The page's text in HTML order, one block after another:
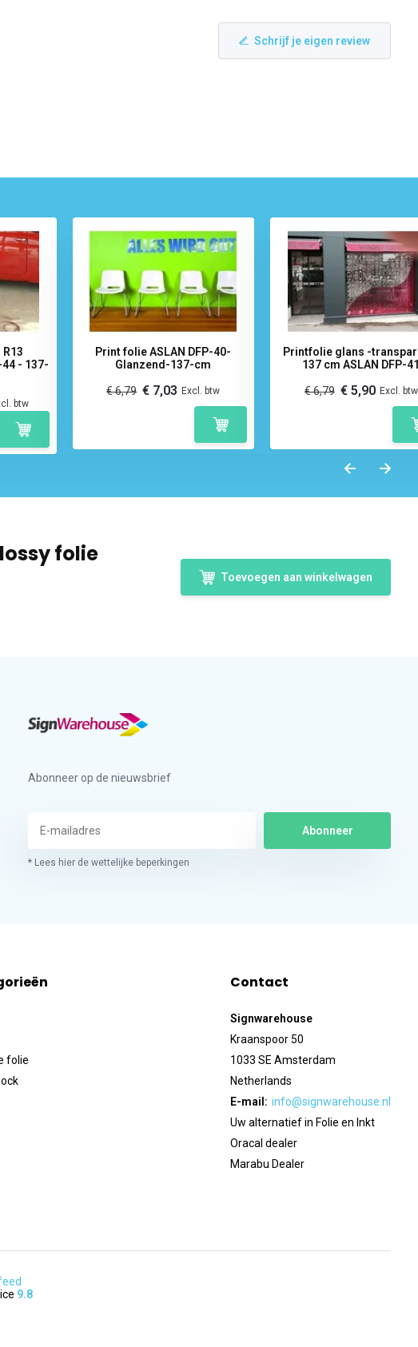
Schrijf je eigen review
btw
Print folie ASLAN DFP-40-
Glanzend-137-cm
€ 6,79 € 7,03 Excl. btw
Printfolie glans -
137 cm ASLAN DFP-
€ 6,79 € 5,90 Excl. btw
folie
Toevoegen aan winkelwagen
Abonneer op de nieuwsbrief
Abonneer
* Lees hier de wettelijke beperkingen
folie
Contact
Signwarehouse
Kraanspoor 50
1033 SE Amsterdam
Netherlands
E-mail: info@signwarehouse.nl
Uw alternatief in Folie en Inkt
Oracal dealer
Marabu Dealer
9.8